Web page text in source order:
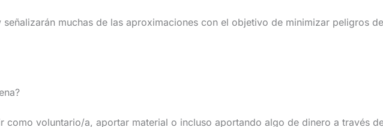
señalizarán muchas de las aproximaciones con el objetivo de minimizar peligros
como voluntario/a, aportar material o incluso aportando algo de dinero a través